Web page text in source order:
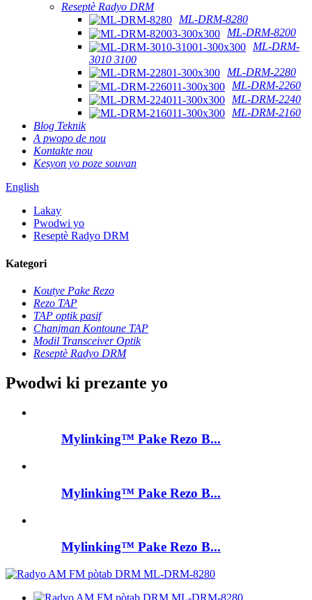
Reseptè Radyo DRM
ML-DRM-8280
ML-DRM-8200
ML-DRM-
3010 3100
ML-DRM-2280
ML-DRM-2260
ML-DRM-2240
ML-DRM-2160
Blog Teknik
A pwopo de nou
Kontakte nou
Kesyon yo poze souvan
English
Lakay
Pwodwi yo
Reseptè Radyo DRM
Kategori
Koutye Pake Rezo
Rezo TAP
TAP optik pasif
Chanjman Kontoune TAP
Modil Transceiver Optik
Reseptè Radyo DRM
Pwodwi ki prezante yo
Mylinking™ Pake Rezo B...
Mylinking™ Pake Rezo B...
Mylinking™ Pake Rezo B...